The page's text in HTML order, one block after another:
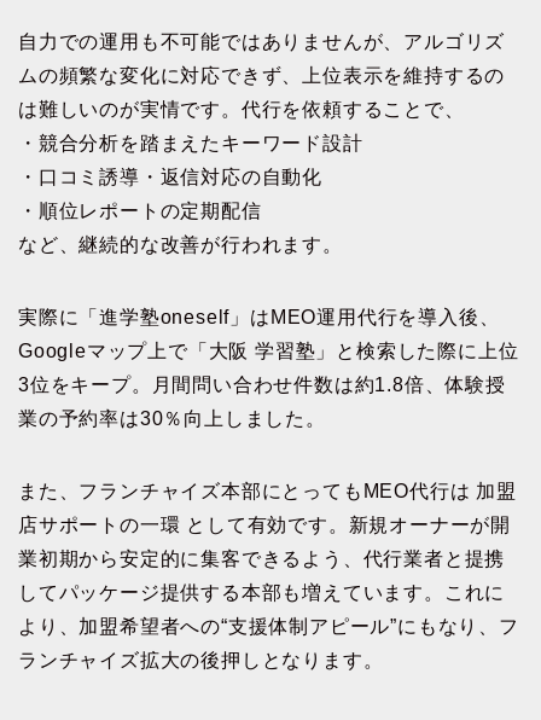
自力での運用も不可能ではありませんが、アルゴリズ
ムの頻繁な変化に対応できず、上位表示を維持するの
は難しいのが実情です。代行を依頼することで、
・競合分析を踏まえたキーワード設計
・口コミ誘導・返信対応の自動化
・順位レポートの定期配信
など、継続的な改善が行われます。
実際に「進学塾oneself」はMEO運用代行を導入後、
Googleマップ上で「大阪 学習塾」と検索した際に上位
3位をキープ。月間問い合わせ件数は約1.8倍、体験授
業の予約率は30％向上しました。
また、フランチャイズ本部にとってもMEO代行は 加盟
店サポートの一環 として有効です。新規オーナーが開
業初期から安定的に集客できるよう、代行業者と提携
してパッケージ提供する本部も増えています。これに
より、加盟希望者への“支援体制アピール”にもなり、フ
ランチャイズ拡大の後押しとなります。